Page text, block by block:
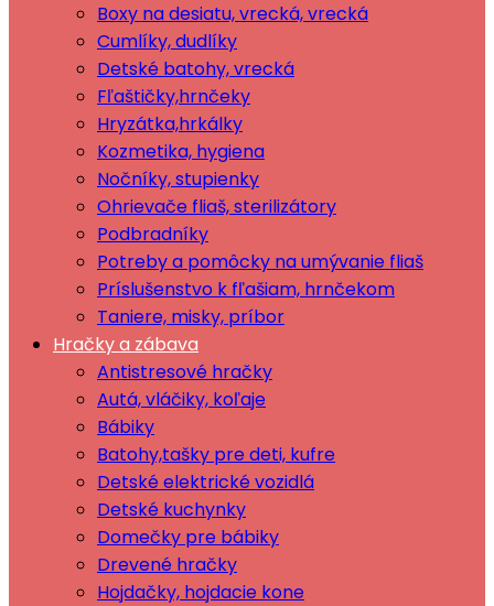
Boxy na desiatu, vrecká, vrecká
Cumlíky, dudlíky
Detské batohy, vrecká
Fľaštičky,hrnčeky
Hryzátka,hrkálky
Kozmetika, hygiena
Nočníky, stupienky
Ohrievače fliaš, sterilizátory
Podbradníky
Potreby a pomôcky na umývanie fliaš
Príslušenstvo k fľašiam, hrnčekom
Taniere, misky, príbor
Hračky a zábava
Antistresové hračky
Autá, vláčiky, koľaje
Bábiky
Batohy,tašky pre deti, kufre
Detské elektrické vozidlá
Detské kuchynky
Domečky pre bábiky
Drevené hračky
Hojdačky, hojdacie kone